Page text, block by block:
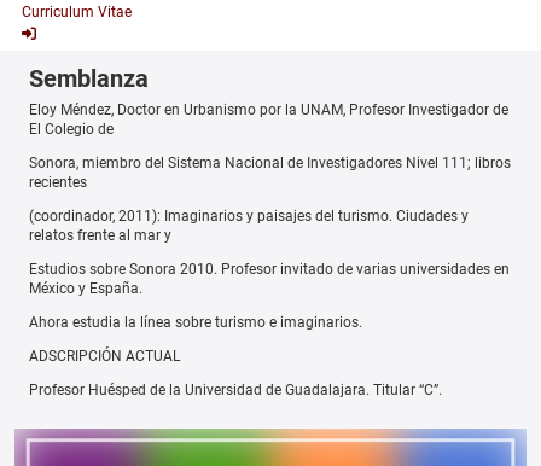
Curriculum Vitae
Semblanza
Eloy Méndez, Doctor en Urbanismo por la UNAM, Profesor Investigador de
El Colegio de
Sonora, miembro del Sistema Nacional de Investigadores Nivel 111; libros
recientes
(coordinador, 2011): Imaginarios y paisajes del turismo. Ciudades y
relatos frente al mar y
Estudios sobre Sonora 2010. Profesor invitado de varias universidades en
México y España.
Ahora estudia la línea sobre turismo e imaginarios.
ADSCRIPCIÓN ACTUAL
Profesor Huésped de la Universidad de Guadalajara. Titular “C”.